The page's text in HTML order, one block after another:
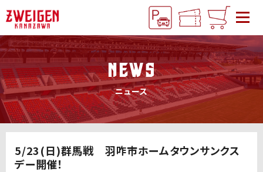
NEWS
ニュース
5/23(日)群馬戦 羽咋市ホームタウンサンクス
デー開催！